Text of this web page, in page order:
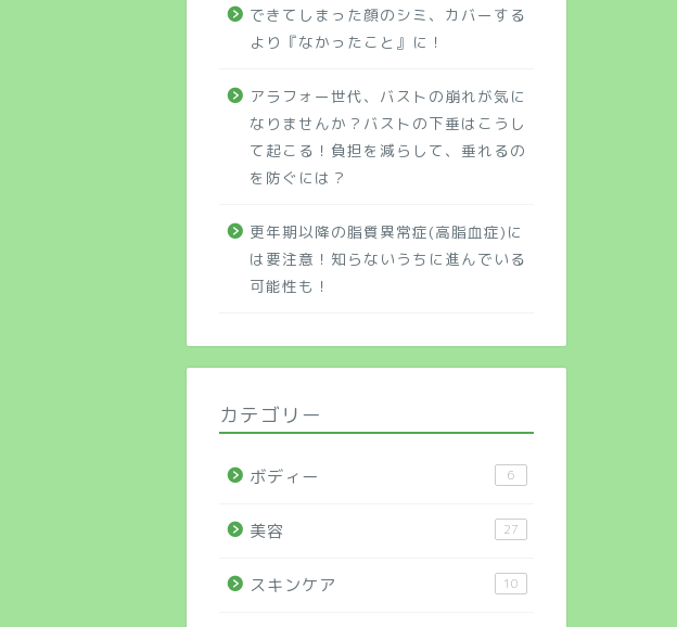
できてしまった顔のシミ、カバーする
より『なかったこと』に！
アラフォー世代、バストの崩れが気に
なりませんか？バストの下垂はこうし
て起こる！負担を減らして、垂れるの
を防ぐには？
更年期以降の脂質異常症(高脂血症)に
は要注意！知らないうちに進んでいる
可能性も！
カテゴリー
ボディー 6
美容 27
スキンケア 10